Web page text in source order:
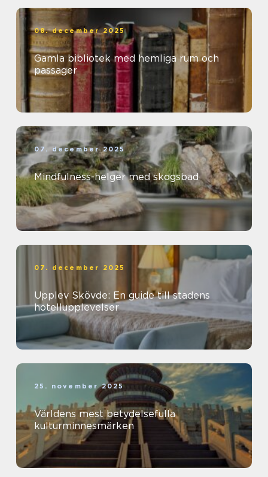
08. december 2025
Gamla bibliotek med hemliga rum och
passager
07. december 2025
Mindfulness-helger med skogsbad
07. december 2025
Upplev Skövde: En guide till stadens
hotellupplevelser
25. november 2025
Världens mest betydelsefulla
kulturminnesmärken